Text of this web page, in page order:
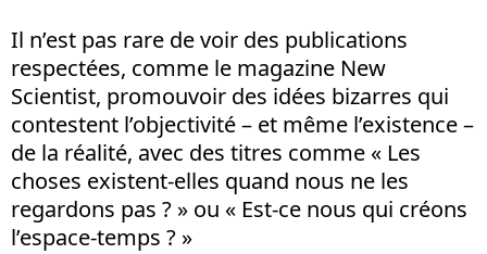
Il n’est pas rare de voir des publications
respectées, comme le magazine New
Scientist, promouvoir des idées bizarres qui
contestent l’objectivité – et même l’existence –
de la réalité, avec des titres comme « Les
choses existent-elles quand nous ne les
regardons pas ? » ou « Est-ce nous qui créons
l’espace-temps ? »